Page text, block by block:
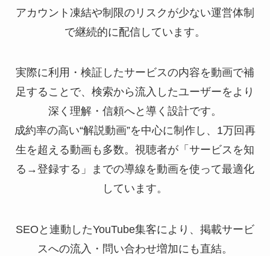
アカウント凍結や制限のリスクが少ない運営体制
で継続的に配信しています。
実際に利用・検証したサービスの内容を動画で補
足することで、検索から流入したユーザーをより
深く理解・信頼へと導く設計です。
成約率の高い“解説動画”を中心に制作し、1万回再
生を超える動画も多数。視聴者が「サービスを知
る→登録する」までの導線を動画を使って最適化
しています。
SEOと連動したYouTube集客により、掲載サービ
スへの流入・問い合わせ増加にも直結。